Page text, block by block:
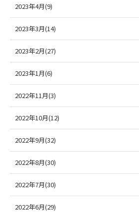
2023年4月(9)
2023年3月(14)
2023年2月(27)
2023年1月(6)
2022年11月(3)
2022年10月(12)
2022年9月(32)
2022年8月(30)
2022年7月(30)
2022年6月(29)